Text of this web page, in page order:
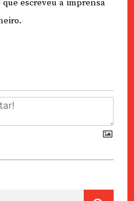
escreveu a imprensa